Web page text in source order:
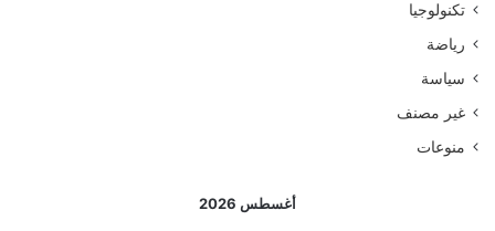
تكنولوجيا
رياضة
سياسة
غير مصنف
منوعات
أغسطس 2026